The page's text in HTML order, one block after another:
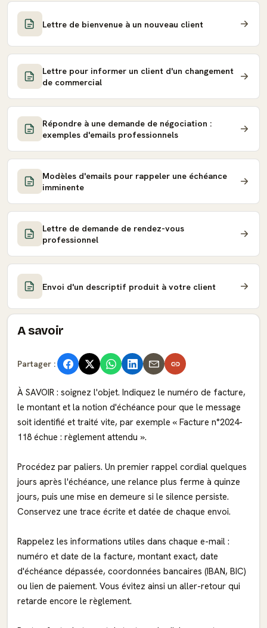
Lettre de bienvenue à un nouveau client
Lettre pour informer un client d'un changement
de commercial
Répondre à une demande de négociation :
exemples d'emails professionnels
Modèles d'emails pour rappeler une échéance
imminente
Lettre de demande de rendez-vous
professionnel
Envoi d'un descriptif produit à votre client
A savoir
Partager :
À SAVOIR : soignez l'objet. Indiquez le numéro de facture,
le montant et la notion d'échéance pour que le message
soit identifié et traité vite, par exemple « Facture n°2024-
118 échue : règlement attendu ».
Procédez par paliers. Un premier rappel cordial quelques
jours après l'échéance, une relance plus ferme à quinze
jours, puis une mise en demeure si le silence persiste.
Conservez une trace écrite et datée de chaque envoi.
Rappelez les informations utiles dans chaque e-mail :
numéro et date de la facture, montant exact, date
d'échéance dépassée, coordonnées bancaires (IBAN, BIC)
ou lien de paiement. Vous évitez ainsi un aller-retour qui
retarde encore le règlement.